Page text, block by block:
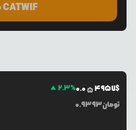
محاسبه CATWIF
2.3%0.054957$
0.9393تومان